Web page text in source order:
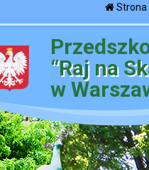
Strona
“Raj na
w